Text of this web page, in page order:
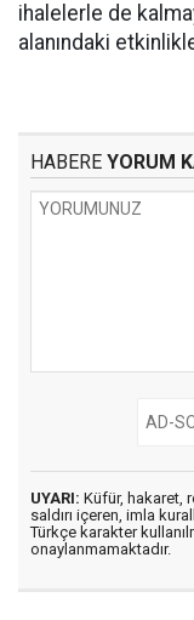
ihalelerle de
alanındaki
HABERE YORUM
UYARI: Küfür, hakaret,
saldırı içeren, imla
Türkçe karakter
onaylanmamaktadır.